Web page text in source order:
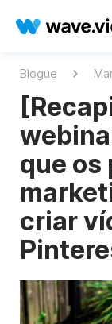
Blogue
que os
criar